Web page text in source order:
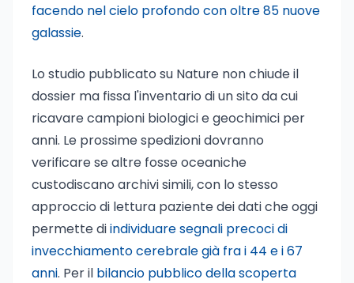
facendo nel cielo profondo con oltre 85 nuove
galassie.
Lo studio pubblicato su Nature non chiude il
dossier ma fissa l'inventario di un sito da cui
ricavare campioni biologici e geochimici per
anni. Le prossime spedizioni dovranno
verificare se altre fosse oceaniche
custodiscano archivi simili, con lo stesso
approccio di lettura paziente dei dati che oggi
permette diindividuare segnali precoci di
invecchiamento cerebrale già fra i 44 e i 67
anni. Per il bilancio pubblico della scoperta